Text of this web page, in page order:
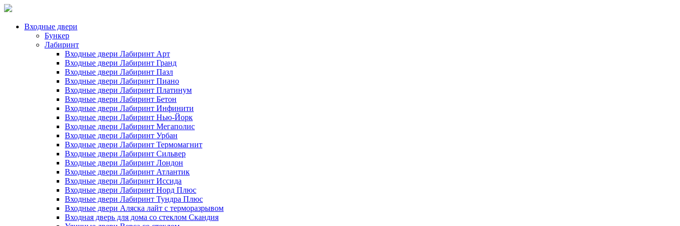
Входные двери
Бункер
Лабиринт
Входные двери Лабиринт Арт
Входные двери Лабиринт Гранд
Входные двери Лабиринт Пазл
Входные двери Лабиринт Пиано
Входные двери Лабиринт Платинум
Входные двери Лабиринт Бетон
Входные двери Лабиринт Инфинити
Входные двери Лабиринт Нью-Йорк
Входные двери Лабиринт Мегаполис
Входные двери Лабиринт Урбан
Входные двери Лабиринт Термомагнит
Входные двери Лабиринт Сильвер
Входные двери Лабиринт Лондон
Входные двери Лабиринт Атлантик
Входные двери Лабиринт Иссида
Входные двери Лабиринт Норд Плюс
Входные двери Лабиринт Тундра Плюс
Входные двери Аляска лайт с терморазрывом
Входная дверь для дома со стеклом Скандия